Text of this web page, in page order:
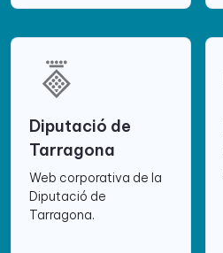
Diputació de
Tarragona
Web corporativa de la
Diputació de
Tarragona.